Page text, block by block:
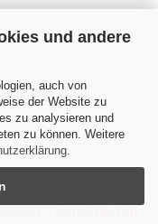
und andere
auch von
der Website zu
zu analysieren und
zu können. Weitere
.